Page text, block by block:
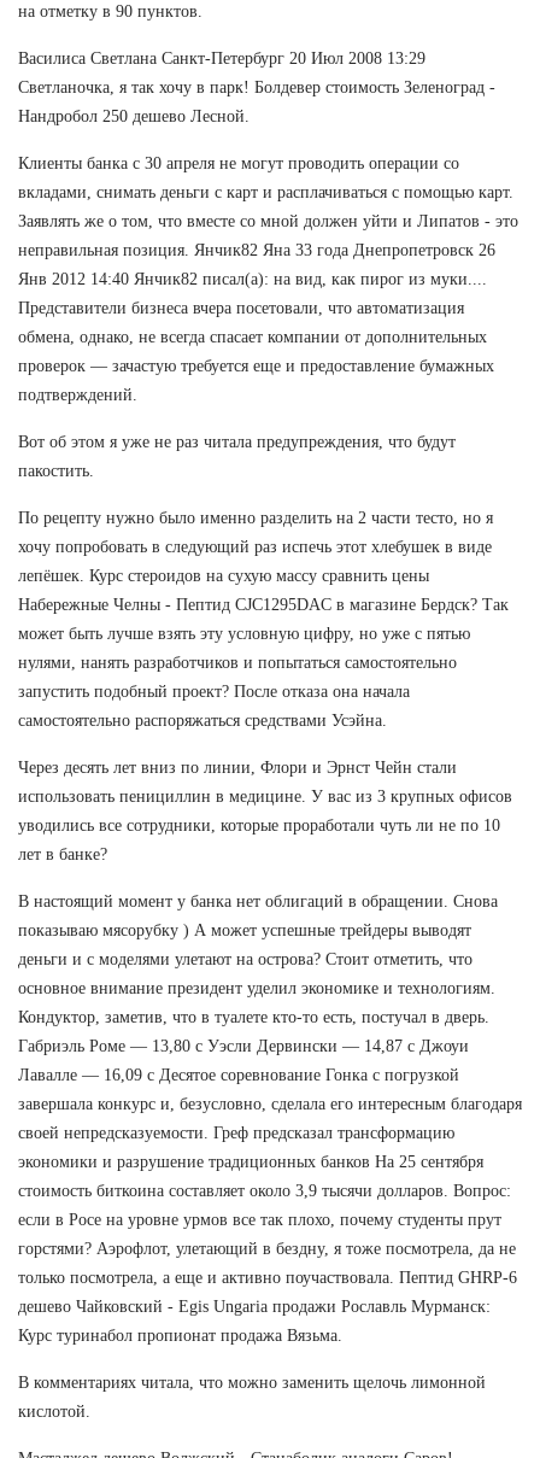
на отметку в 90 пунктов.
Василиса Светлана Санкт-Петербург 20 Июл 2008 13:29
Светланочка, я так хочу в парк! Болдевер стоимость Зеленоград -
Нандробол 250 дешево Лесной.
Клиенты банка с 30 апреля не могут проводить операции со
вкладами, снимать деньги с карт и расплачиваться с помощью карт.
Заявлять же о том, что вместе со мной должен уйти и Липатов - это
неправильная позиция. Янчик82 Яна 33 года Днепропетровск 26
Янв 2012 14:40 Янчик82 писал(а): на вид, как пирог из муки....
Представители бизнеса вчера посетовали, что автоматизация
обмена, однако, не всегда спасает компании от дополнительных
проверок — зачастую требуется еще и предоставление бумажных
подтверждений.
Вот об этом я уже не раз читала предупреждения, что будут
пакостить.
По рецепту нужно было именно разделить на 2 части тесто, но я
хочу попробовать в следующий раз испечь этот хлебушек в виде
лепёшек. Курс стероидов на сухую массу сравнить цены
Набережные Челны - Пептид CJC1295DAC в магазине Бердск? Так
может быть лучше взять эту условную цифру, но уже с пятью
нулями, нанять разработчиков и попытаться самостоятельно
запустить подобный проект? После отказа она начала
самостоятельно распоряжаться средствами Усэйна.
Через десять лет вниз по линии, Флори и Эрнст Чейн стали
использовать пенициллин в медицине. У вас из 3 крупных офисов
уводились все сотрудники, которые проработали чуть ли не по 10
лет в банке?
В настоящий момент у банка нет облигаций в обращении. Снова
показываю мясорубку ) А может успешные трейдеры выводят
деньги и с моделями улетают на острова? Стоит отметить, что
основное внимание президент уделил экономике и технологиям.
Кондуктор, заметив, что в туалете кто-то есть, постучал в дверь.
Габриэль Роме — 13,80 с Уэсли Дервински — 14,87 с Джоуи
Лавалле — 16,09 с Десятое соревнование Гонка с погрузкой
завершала конкурс и, безусловно, сделала его интересным благодаря
своей непредсказуемости. Греф предсказал трансформацию
экономики и разрушение традиционных банков На 25 сентября
стоимость биткоина составляет около 3,9 тысячи долларов. Вопрос:
если в Росе на уровне урмов все так плохо, почему студенты прут
горстями? Аэрофлот, улетающий в бездну, я тоже посмотрела, да не
только посмотрела, а еще и активно поучаствовала. Пептид GHRP-6
дешево Чайковский - Egis Ungaria продажи Рославль Мурманск:
Курс туринабол пропионат продажа Вязьма.
В комментариях читала, что можно заменить щелочь лимонной
кислотой.